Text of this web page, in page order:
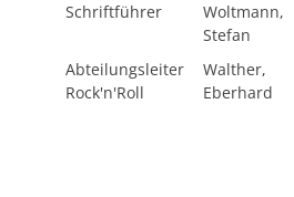
Schriftführer
Woltmann,
Stefan
Abteilungsleiter
Rock'n'Roll
Walther,
Eberhard